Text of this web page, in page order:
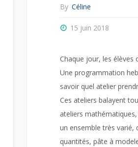
By Céline
15 juin 2018
Chaque jour, les élèves
Une programmation
savoir quel atelier
Ces ateliers balayent
ateliers
un ensemble très varié,
quantités, pâte à